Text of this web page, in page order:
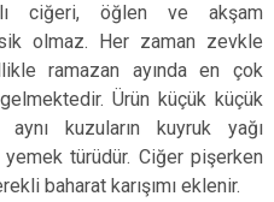
ciğeri, öğlen ve akşam
olmaz. Her zaman zevkle
ramazan ayında en çok
Ürün küçük küçük
kuzuların kuyruk yağı
türüdür. Ciğer pişerken
baharat karışımı eklenir.